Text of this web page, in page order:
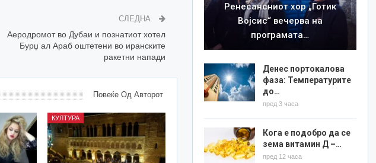
СЛЕДНА
Аеродромот во Дубаи и познатиот хотел
Бурџ ал Араб оштетени во иранските
ракетни напади
Повеќе Од Авторот
КУЛТУРА
Ренесансниот хор „Готик
Војсис“ вечерва на
програмата…
Денес портокалова
фаза: Температурите
до…
пред 3 часа
Кога е подобро да се
зема витамин Д –…
пред 12 часа